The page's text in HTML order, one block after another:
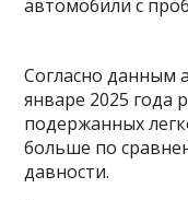
Согласно данным
январе 2025 года
подержанных
больше по
давности.